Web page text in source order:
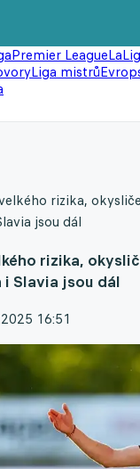
Premier League
Liga mistrů
rizika,
jsou dál
rizika,
Slavia jsou dál
16:51